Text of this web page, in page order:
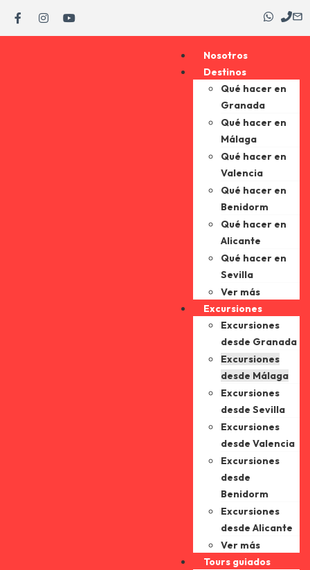
Nosotros
Destinos
Qué hacer en
Granada
Qué hacer en
Málaga
Qué hacer en
Valencia
Qué hacer en
Benidorm
Qué hacer en
Alicante
Qué hacer en
Sevilla
Ver más
Excursiones
Excursiones
desde Granada
Excursiones
desde Málaga
Excursiones
desde Sevilla
Excursiones
desde Valencia
Excursiones
desde
Benidorm
Excursiones
desde Alicante
Ver más
Tours guiados